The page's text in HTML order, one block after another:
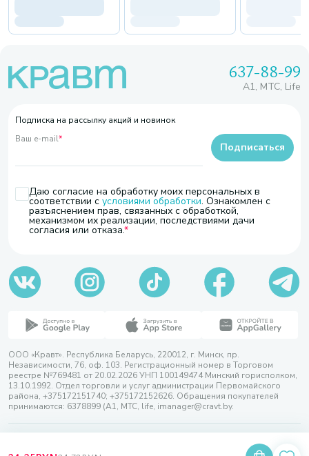
637-88-99
A1, МТС, Life
Подписка на рассылку акций и новинок
Ваш e-mail*
Даю согласие на обработку моих персональных в
соответствии с условиями обработки. Ознакомлен с
разъяснением прав, связанных с обработкой,
механизмом их реализации, последствиями дачи
согласия или отказа.
Подписаться
ООО «Кравт». Республика Беларусь, 220012, г. Минск, пр.
Независимости, 76, оф. 103. Регистрационный номер в Торговом
реестре №769481 от 20.02.2026 УНП 100149474 Минский горисполком,
13.10.1992. Отдел торговли и услуг администрации Первомайского
района, +375172151740; +375172152626. Обращения покупателей
принимаются: 6378899 (А1, МТС, life, imanager@cravt.by.
Разработка сайта — SLAM